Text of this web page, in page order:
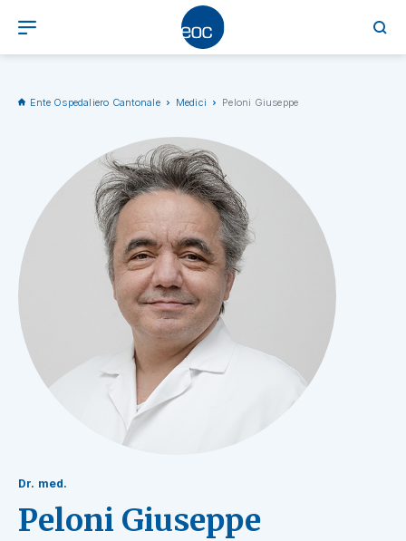
Ente Ospedaliero Cantonale Medici Peloni Giuseppe
Dr. med.
Peloni Giuseppe